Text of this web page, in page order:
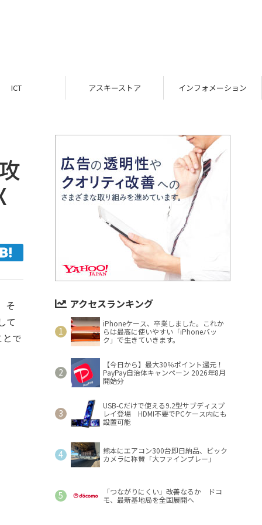
ICT アスキーストア インフォメーション
そ
て
で
アクセスランキング
iPhoneケース、卒業しました。これか
らは最高に使いやすい「iPhoneバッ
ク」で生きていきます。
【今日から】最大30％ポイント還元！
PayPay自治体キャンペーン 2026年8月
開始分
USB-Cだけで使える9.2型サブディスプ
レイ登場 HDMI不要でPCケース内にも
設置可能
熊本にエアコン300台即日納品、ビック
カメラに称賛「大ファインプレー」
「つながりにくい」改善なるか ドコ
モ、最新基地局を全国展開へ